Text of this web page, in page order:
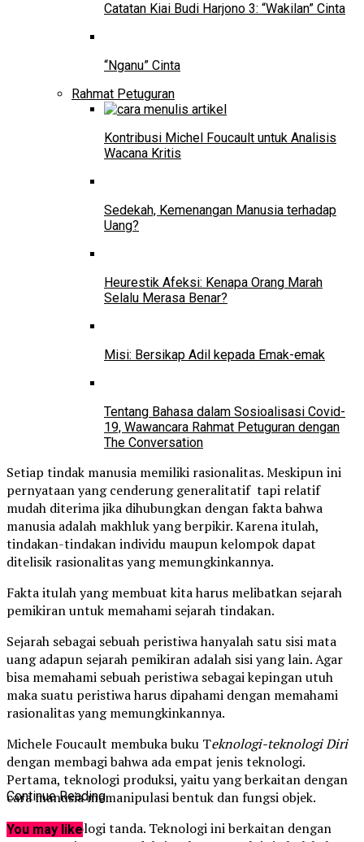
Catatan Kiai Budi Harjono 3: “Wakilan” Cinta
“Nganu” Cinta
Rahmat Petuguran
Kontribusi Michel Foucault untuk Analisis
Wacana Kritis
Sedekah, Kemenangan Manusia terhadap
Uang?
Heurestik Afeksi: Kenapa Orang Marah
Selalu Merasa Benar?
Misi: Bersikap Adil kepada Emak-emak
Tentang Bahasa dalam Sosioalisasi Covid-
19, Wawancara Rahmat Petuguran dengan
The Conversation
Setiap tindak manusia memiliki rasionalitas. Meskipun ini
pernyataan yang cenderung generalitatif tapi relatif
mudah diterima jika dihubungkan dengan fakta bahwa
manusia adalah makhluk yang berpikir. Karena itulah,
tindakan-tindakan individu maupun kelompok dapat
ditelisik rasionalitas yang memungkinkannya.
Fakta itulah yang membuat kita harus melibatkan sejarah
pemikiran untuk memahami sejarah tindakan.
Sejarah sebagai sebuah peristiwa hanyalah satu sisi mata
uang adapun sejarah pemikiran adalah sisi yang lain. Agar
bisa memahami sebuah peristiwa sebagai kepingan utuh
maka suatu peristiwa harus dipahami dengan memahami
rasionalitas yang memungkinkannya.
Michele Foucault membuka buku Teknologi-teknologi Diri
dengan membagi bahwa ada empat jenis teknologi.
Pertama, teknologi produksi, yaitu yang berkaitan dengan
cara manusia memanipulasi bentuk dan fungsi objek.
Kedua, toknologi tanda. Teknologi ini berkaitan dengan
Continue Reading
You may like